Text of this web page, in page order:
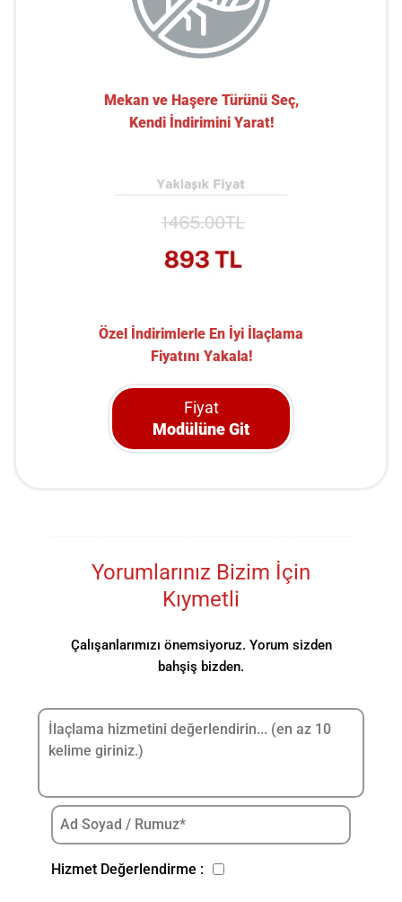
Mekan ve Haşere Türünü Seç,
Kendi İndirimini Yarat!
Özel İndirimlerle En İyi İlaçlama
Fiyatını Yakala!
Fiyat
Modülüne Git
Yorumlarınız Bizim İçin
Kıymetli
Çalışanlarımızı önemsiyoruz. Yorum sizden
bahşiş bizden.
Hizmet Değerlendirme :